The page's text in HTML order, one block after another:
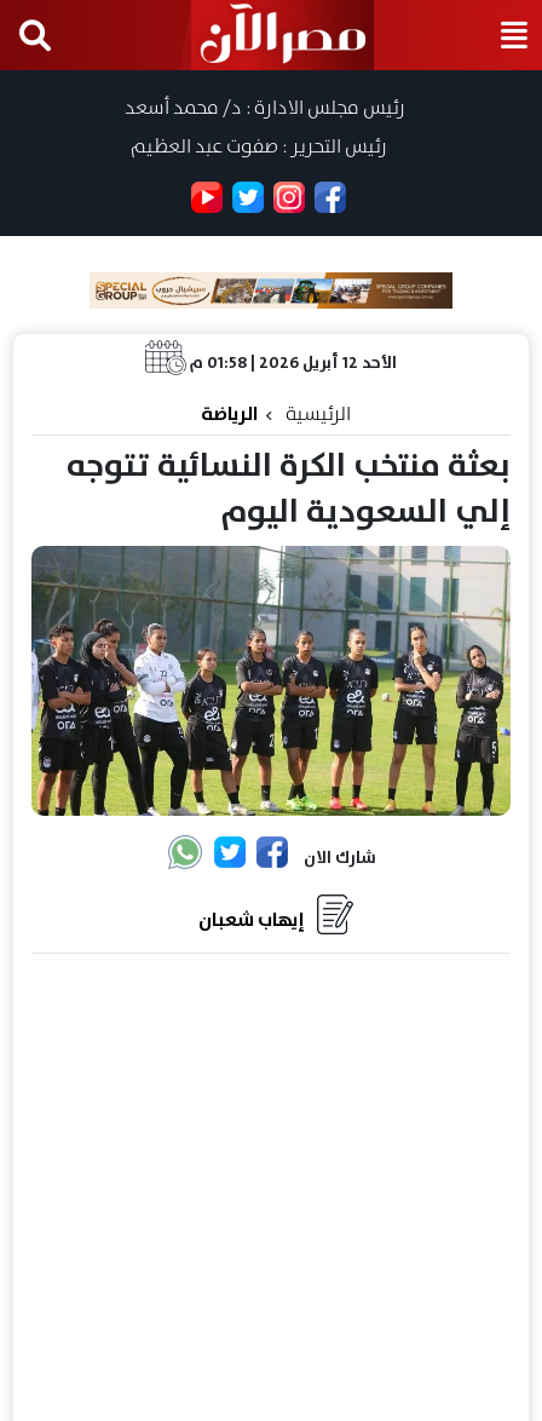
رئيس مجلس الادارة : د/ محمد أسعد
رئيس التحرير : صفوت عبد العظيم
الأحد 12 أبريل 2026 | 01:58 م
الرئيسية الرياضة
بعثة منتخب الكرة النسائية تتوجه
إلي السعودية اليوم
شارك الان
إيهاب شعبان